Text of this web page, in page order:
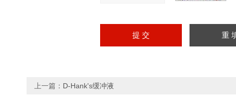
上一篇： D-Hank's缓冲液